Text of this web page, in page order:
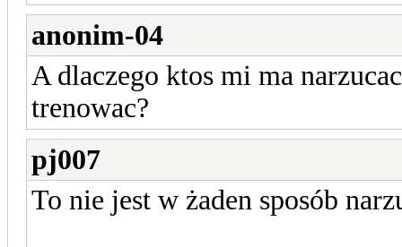
anonim-04
A dlaczego ktos mi ma
trenowac?
pj007
To nie jest w żaden sposób